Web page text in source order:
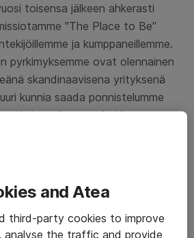
toisensa jälkeen ahkerasti
"The Place to Be"
ja kumppaneillemme.
pyrkimyksemme ovat olennainen
skandinaavisena yrityksenä
kunnia saada ponnistelumme
maailman parhaiden
Knights arvioi Atean
and Atea
third-party cookies to improve
analyse the traffic and provide